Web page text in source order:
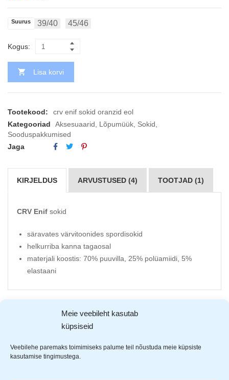
Meie veebileht kasutab
küpsiseid
Veebilehe paremaks toimimiseks palume teil nõustuda meie küpsiste
kasutamise tingimustega.
Suurus 39/40 45/46
Kogus:
Lisa korvi
Tootekood:
crv enif sokid oranzid eol
Kategooriad
Aksesuaarid Lõpumüük Sokid
Sooduspakkumised
Jaga
KIRJELDUS ARVUSTUSED (4) TOOTJAD (1)
CRV Enif sokid
säravates värvitoonides spordisokid
helkurriba kanna tagaosal
materjali koostis: 70% puuvilla, 25% polüamiidi, 5%
elastaani
AVASTA SARNASEID TOOTEID
-21% -21%